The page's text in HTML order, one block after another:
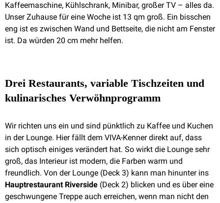
Kaffeemaschine, Kühlschrank, Minibar, großer TV – alles da.
Unser Zuhause für eine Woche ist 13 qm groß. Ein bisschen
eng ist es zwischen Wand und Bettseite, die nicht am Fenster
ist. Da würden 20 cm mehr helfen.
Drei Restaurants, variable Tischzeiten und
kulinarisches Verwöhnprogramm
Wir richten uns ein und sind pünktlich zu Kaffee und Kuchen
in der Lounge. Hier fällt dem VIVA-Kenner direkt auf, dass
sich optisch einiges verändert hat. So wirkt die Lounge sehr
groß, das Interieur ist modern, die Farben warm und
freundlich. Von der Lounge (Deck 3) kann man hinunter ins
Hauptrestaurant Riverside (Deck 2) blicken und es über eine
geschwungene Treppe auch erreichen, wenn man nicht den